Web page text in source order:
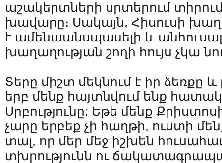
աշակերտների սրտերում
խավարը։ Սակայն, Հիսուսի
է ամենաանսպասելի և
խաղաղության շողի հույս չկա
Տերը միշտ մեկնում է իր ձեռքը
երբ մենք հայտնվում ենք
Սրբությունը: Եթե ​​մենք
չարը երբեք չի հաղթի, ուստի
տալ, որ մեր մեջ իշխեն
տխրությունն ու